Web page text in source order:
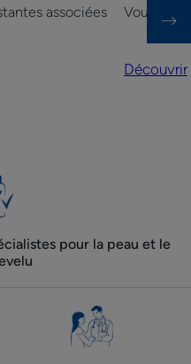
associées
pellicules
Vous
Découvrir
pour la peau et le